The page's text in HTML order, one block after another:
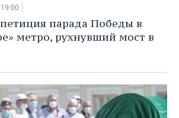
парада Победы в
метро, рухнувший мост в